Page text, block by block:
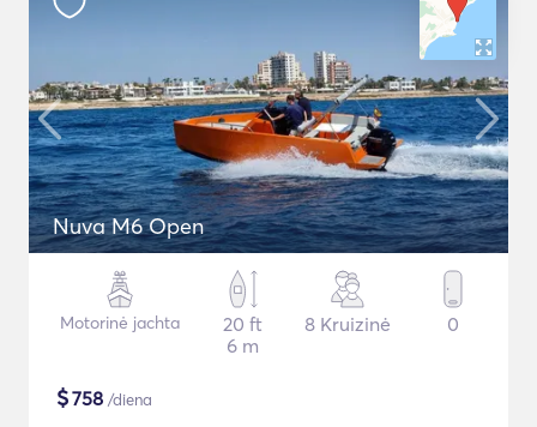
Nuva M6 Open
Motorinė jachta
20 ft
6 m
8 Kruizinė 0
$758 /diena